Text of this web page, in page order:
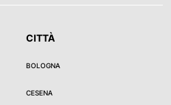
CITTÀ
BOLOGNA
CESENA